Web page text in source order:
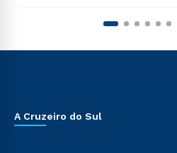
A Cruzeiro do Sul